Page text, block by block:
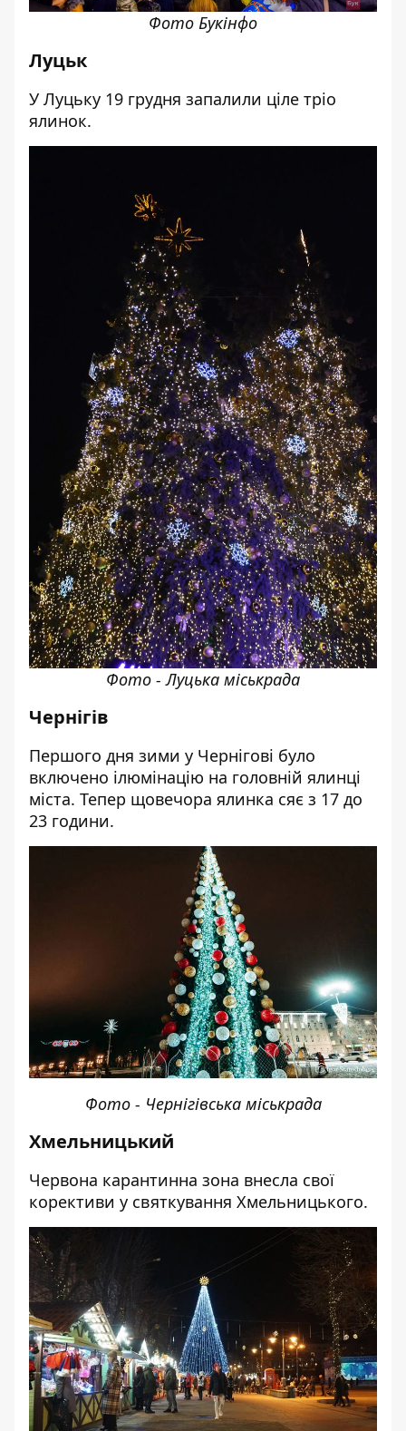
Фото Букінфо
Луцьк
У Луцьку 19 грудня запалили ціле тріо
ялинок.
Фото - Луцька міськрада
Чернігів
Першого дня зими у Чернігові було
включено ілюмінацію на головній ялинці
міста. Тепер щовечора ялинка сяє з 17 до
23 години.
Фото - Чернігівська міськрада
Хмельницький
Червона карантинна зона внесла свої
корективи у святкування Хмельницького.